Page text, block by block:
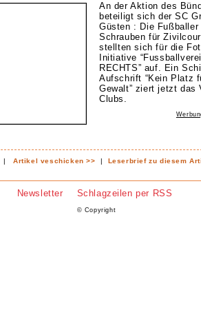
An der Aktion des
beteiligt sich der SC
Güsten : Die Fußballer
Schrauben für
stellten sich für die
Initiative
RECHTS” auf. Ein
Aufschrift “Kein Platz
Gewalt” ziert jetzt das
Clubs.
|Artikel veschicken >> | Leserbrief zu diesem
Newsletter Schlagzeilen per RSS
© Copyright